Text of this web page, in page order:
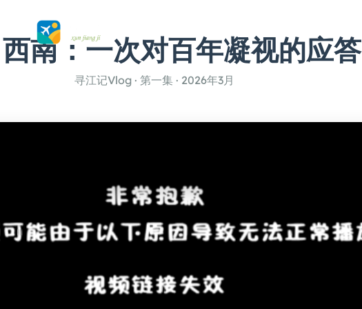
南：一次对百年凝视的应答
寻江记Vlog · 第一集 · 2026年3月